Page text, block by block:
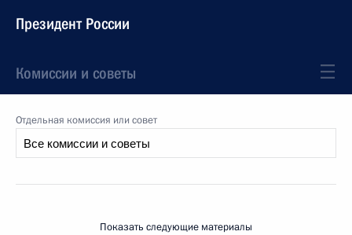
Президент России
Комиссии и советы
Отдельная комиссия или совет
Показать следующие материалы